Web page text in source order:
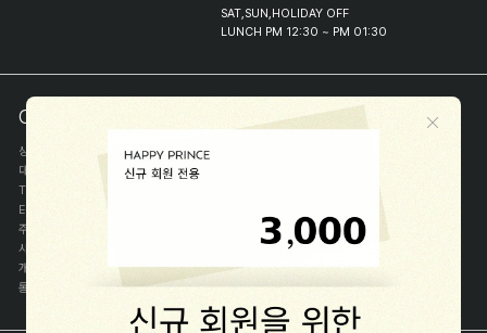
SAT,SUN,HOLIDAY OFF
LUNCH PM 12:30 ~ PM 01:30
COMPANY INFO
상호
(주)해피프린스
대표
이화진
TEL
E-MAIL
주소
사업자등록번호
개인정보관리자
이화진
통신판매신고번호
제 2018-서울종로-1384 호[사업자정보확인]